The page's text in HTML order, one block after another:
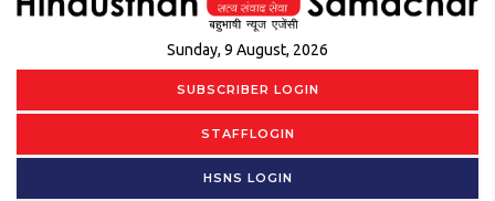
Sunday, 9 August, 2026
SUBSCRIBER LOGIN
STAFFLOGIN
HSNS LOGIN